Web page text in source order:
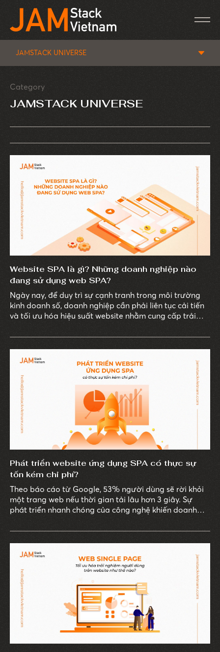
JAMSTACK UNIVERSE
Category
JAMSTACK UNIVERSE
Website SPA là gì? Những doanh nghiệp nào
đang sử dụng web SPA?
Ngày nay, để duy trì sự cạnh tranh trong môi trường
kinh doanh số, doanh nghiệp cần phải liên tục cải tiến
và tối ưu hóa hiệu suất website nhằm cung cấp trải
công nghệ giúp đạt được mục tiêu này là SPA (Single
Page Application) hay còn gọi là ứng dụng trang đơn.
Phát triển website ứng dụng SPA có thực sự
tốn kém chi phí?
Theo báo cáo từ Google, 53% người dùng sẽ rời khỏi
một trang web nếu thời gian tải lâu hơn 3 giây. Sự
phát triển nhanh chóng của công nghệ khiến doanh
trình làm việc và nâng cao trải nghiệm khách hàng.